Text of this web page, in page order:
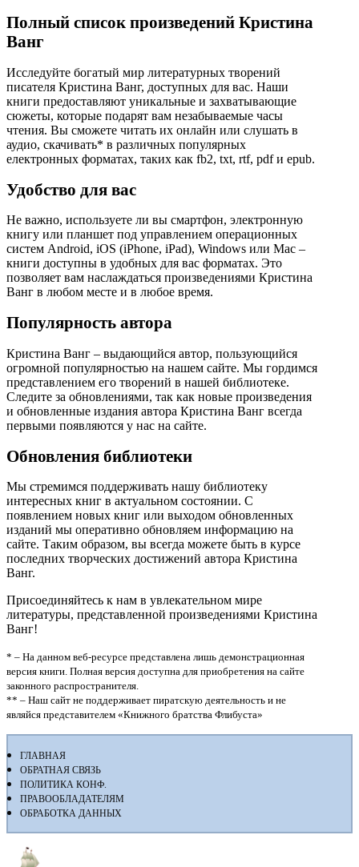
Полный список произведений Кристина
Ванг
Исследуйте богатый мир литературных творений
писателя Кристина Ванг, доступных для вас. Наши
книги предоставляют уникальные и захватывающие
сюжеты, которые подарят вам незабываемые часы
чтения. Вы сможете читать их онлайн или слушать в
аудио, скачивать* в различных популярных
електронных форматах, таких как fb2, txt, rtf, pdf и epub.
Удобство для вас
Не важно, используете ли вы смартфон, электронную
книгу или планшет под управлением операционных
систем Android, iOS (iPhone, iPad), Windows или Mac –
книги доступны в удобных для вас форматах. Это
позволяет вам наслаждаться произведениями Кристина
Ванг в любом месте и в любое время.
Популярность автора
Кристина Ванг – выдающийся автор, пользующийся
огромной популярностью на нашем сайте. Мы гордимся
представлением его творений в нашей библиотеке.
Следите за обновлениями, так как новые произведения
и обновленные издания автора Кристина Ванг всегда
первыми появляются у нас на сайте.
Обновления библиотеки
Мы стремимся поддерживать нашу библиотеку
интересных книг в актуальном состоянии. С
появлением новых книг или выходом обновленных
изданий мы оперативно обновляем информацию на
сайте. Таким образом, вы всегда можете быть в курсе
последних творческих достижений автора Кристина
Ванг.
Присоединяйтесь к нам в увлекательном мире
литературы, представленной произведениями Кристина
Ванг!
* – На данном веб-ресурсе представлена лишь демонстрационная
версия книги. Полная версия доступна для приобретения на сайте
законного распространителя.
** – Наш сайт не поддерживает пиратскую деятельность и не
являйся представителем «Книжного братства Флибуста»
ГЛАВНАЯ
ОБРАТНАЯ СВЯЗЬ
ПОЛИТИКА КОНФ.
ПРАВООБЛАДАТЕЛЯМ
ОБРАБОТКА ДАННЫХ